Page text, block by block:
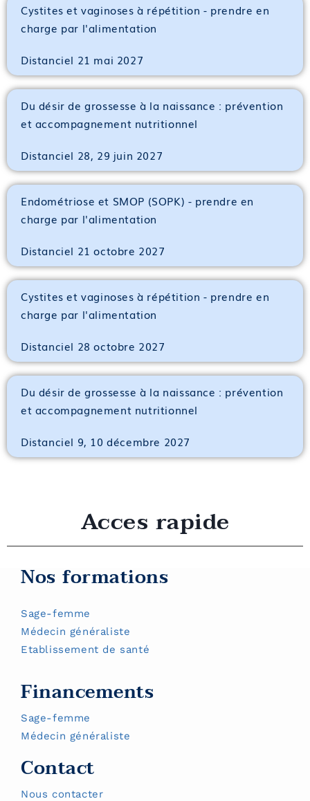
Cystites et vaginoses à répétition - prendre en
charge par l'alimentation
Distanciel 21 mai 2027
Du désir de grossesse à la naissance : prévention
et accompagnement nutritionnel
Distanciel 28, 29 juin 2027
Endométriose et SMOP (SOPK) - prendre en
charge par l'alimentation
Distanciel 21 octobre 2027
Cystites et vaginoses à répétition - prendre en
charge par l'alimentation
Distanciel 28 octobre 2027
Du désir de grossesse à la naissance : prévention
et accompagnement nutritionnel
Distanciel 9, 10 décembre 2027
Acces rapide
Nos formations
Sage-femme
Médecin généraliste
Etablissement de santé
Financements
Sage-femme
Médecin généraliste
Contact
Nous contacter